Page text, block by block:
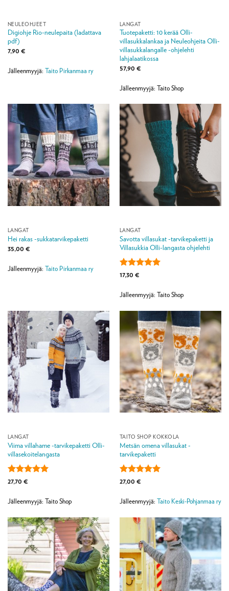
NEULEOHJEET
Digiohje Rio-neulepaita (ladattava
pdf)
7,90 €
Jälleenmyyjä: Taito Pirkanmaa ry
LANGAT
Tuotepaketti: 10 kerää Olli-
villasukkalankaa ja Neuleohjeita Olli-
villasukkalangalle -ohjelehti
lahjalaatikossa
57,90 €
Jälleenmyyjä: Taito Shop
LANGAT
Hei rakas -sukkatarvikepaketti
35,00 €
Jälleenmyyjä: Taito Pirkanmaa ry
LANGAT
Savotta villasukat -tarvikepaketti ja
Villasukkia Olli-langasta ohjelehti
Arvostelu
/ 5
17,30 €
Jälleenmyyjä: Taito Shop
LANGAT
Viima villahame -tarvikepaketti Olli-
villasekoitelangasta
Arvostelu
/ 5
27,70 €
Jälleenmyyjä: Taito Shop
TAITO SHOP KOKKOLA
Metsän omena villasukat -
tarvikepaketti
Arvostelu
/ 5
27,00 €
Jälleenmyyjä: Taito Keski-Pohjanmaa ry